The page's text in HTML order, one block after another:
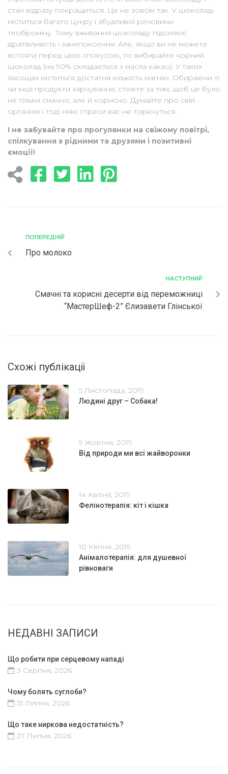
стан відразу покращиться. Це не зовсім так. У шоколаді
міститься багато цукру і збудливої речовини
теоброміну. Тому вживання шоколаду підсилює
дратівливість і занепокоєння. Але, якщо ви не можете
встояти перед цією спокусою, то вибирайте чорний
шоколад (на 90% складається з масла какао). У таких
ласощах міститься достатня кількість магнію. Обираючи ті
чи інші продукти харчування, стежте за тим, щоб це було
не тільки смачно, але й корисно. Думайте про свій
організм і тоді ніякі стреси вас не торкнуться.
І не забувайте про прогулянки на свіжому повітрі,
спілкування з рідними та друзями і позитивні
ємоції!
ПОПЕРЕДНІЙ
Про молоко
НАСТУПНИЙ
Смачні та корисні десерти від переможниці
“МастерШеф-2” Єлизавети Глінської
Схожі публікації
5 Листопада, 2019
Людині друг – Собака!
9 Жовтня, 2019
Від природи ми всі жайворонки
14 Квітня, 2019
Фелінотерапія: кіт і кішка
10 Квітня, 2019
Анімалотерапія: для душевної
рівноваги
НЕДАВНІ ЗАПИСИ
Що робити при серцевому нападі
3 Серпня, 2026
Чому болять суглоби?
31 Липня, 2026
Що таке ниркова недостатність?
27 Липня, 2026